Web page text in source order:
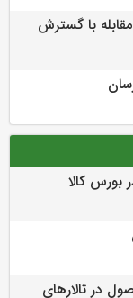
با گسترش
محصول در تالارهای